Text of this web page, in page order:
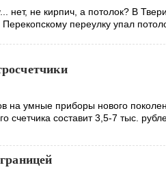
нет, не кирпич, а потолок? В
переулку упал
на умные приборы нового
счетчика составит 3,5-7 тыс.